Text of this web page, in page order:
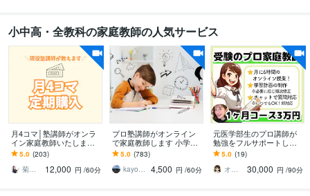
小中高・全教科の家庭教師の人気サービス
月4コマ│塾講師がオンラ
イン家庭教師いたします 5
0分授業×4コマ（授業＋板
書のみ）
5.0 (203)
菊地凪桜（なぎさ）＠なぎさ算数研究所
12,000 円 /60分
プロ塾講師がオンライン
で家庭教師します 小学生
／中学生／高校生対象の
授業をします
5.0 (783)
kayo_chan
4,500 円 /60分
元医学部生のプロ講師が
勉強をフルサポートしま
す オンライン授業6コマ＋
学習計画作成＋いつでも
質問対応◎
5.0 (19)
オークラ先生（元医学部生予備校講師）
30,000 円 /90分